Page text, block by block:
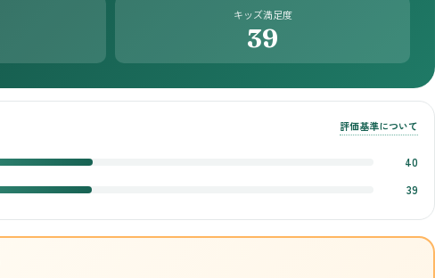
キッズ満足度
39
評価基準について
40
39